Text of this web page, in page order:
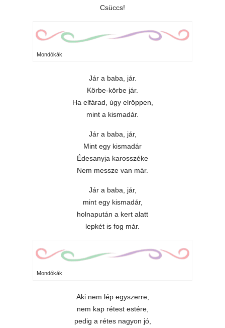
Csüccs!
Mondókák
Jár a baba, jár.
Körbe-körbe jár.
Ha elfárad, úgy elröppen,
mint a kismadár.
Jár a baba, jár,
Mint egy kismadár
Édesanyja karosszéke
Nem messze van már.
Jár a baba, jár,
mint egy kismadár,
holnapután a kert alatt
lepkét is fog már.
Mondókák
Aki nem lép egyszerre,
nem kap rétest estére,
pedig a rétes nagyon jó,